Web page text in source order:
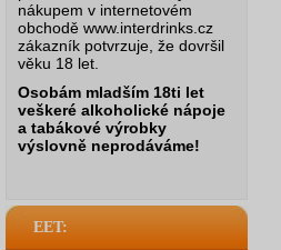
nákupem v internetovém
obchodě www.interdrinks.cz
zákazník potvrzuje, že dovršil
věku 18 let.
Osobám mladším 18ti let
veškeré alkoholické nápoje
a tabákové výrobky
výslovně neprodáváme!
EET: